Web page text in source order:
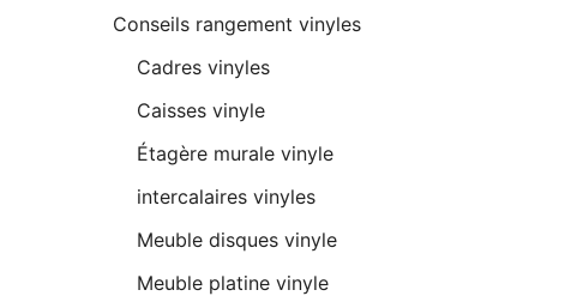
Conseils rangement vinyles
Cadres vinyles
Caisses vinyle
Étagère murale vinyle
intercalaires vinyles
Meuble disques vinyle
Meuble platine vinyle